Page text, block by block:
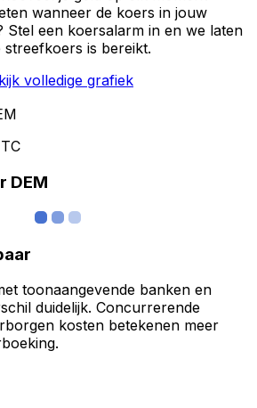
wanneer de koers in jouw
Stel een koersalarm in en we laten
is bereikt.
volledige grafiek
DEM
toonaangevende banken en
duidelijk. Concurrerende
kosten betekenen meer